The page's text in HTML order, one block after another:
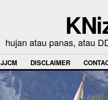
hujan atau panas, atau
JJCM DISCLAIMER